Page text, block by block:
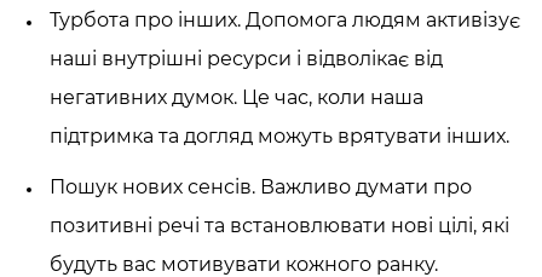
Турбота про інших. Допомога людям активізує
наші внутрішні ресурси і відволікає від
негативних думок. Це час, коли наша
підтримка та догляд можуть врятувати інших.
Пошук нових сенсів. Важливо думати про
позитивні речі та встановлювати нові цілі, які
будуть вас мотивувати кожного ранку.